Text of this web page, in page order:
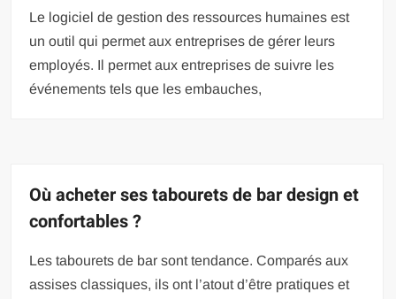
Le logiciel de gestion des ressources humaines est
un outil qui permet aux entreprises de gérer leurs
employés. Il permet aux entreprises de suivre les
événements tels que les embauches,
Où acheter ses tabourets de bar design et
confortables ?
Les tabourets de bar sont tendance. Comparés aux
assises classiques, ils ont l’atout d’être pratiques et